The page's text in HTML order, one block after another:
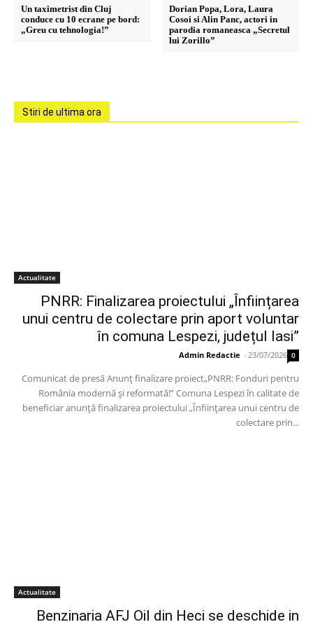
Un taximetrist din Cluj
conduce cu 10 ecrane pe bord:
„Greu cu tehnologia!”
Dorian Popa, Lora, Laura
Cosoi si Alin Panc, actori in
parodia romaneasca „Secretul
lui Zorillo”
Stiri de ultima ora
Actualitate
PNRR: Finalizarea proiectului „Înființarea
unui centru de colectare prin aport voluntar
în comuna Lespezi, județul Iasi”
Admin Redactie - 23/07/2026 0
Comunicat de presă Anunț finalizare proiect„PNRR: Fonduri pentru
România modernă și reformată!” Comuna Lespezi în calitate de
beneficiar anunță finalizarea proiectului „Înființarea unui centru de
colectare prin...
Actualitate
Benzinaria AFJ Oil din Heci se deschide in